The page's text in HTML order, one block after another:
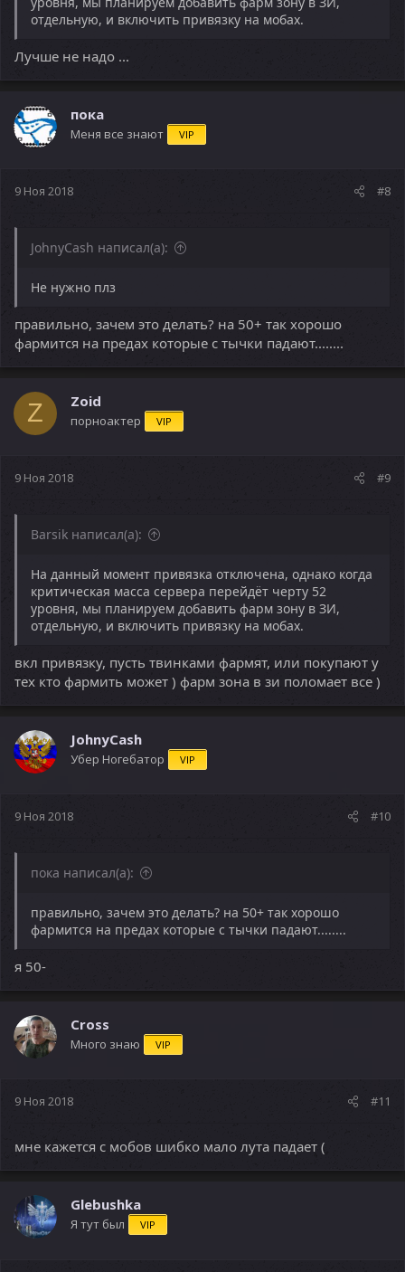
отдельную, и включить привязку на мобах.
Лучше не надо ...
пока
Меня все знают VIP
9 Ноя 2018 #8
JohnyCash написал(а):
Не нужно плз
правильно, зачем это делать? на 50+ так хорошо
фармится на предах которые с тычки падают........
Z Zoid
порноактер VIP
9 Ноя 2018 #9
Barsik написал(а):
На данный момент привязка отключена, однако когда
критическая масса сервера перейдёт черту 52
уровня, мы планируем добавить фарм зону в ЗИ,
отдельную, и включить привязку на мобах.
вкл привязку, пусть твинками фармят, или покупают у
тех кто фармить может ) фарм зона в зи поломает все )
JohnyCash
Убер Ногебатор VIP
9 Ноя 2018 #10
пока написал(а):
правильно, зачем это делать? на 50+ так хорошо
фармится на предах которые с тычки падают........
я 50-
Cross
Много знаю VIP
9 Ноя 2018 #11
мне кажется с мобов шибко мало лута падает (
Glebushka
Я тут был VIP